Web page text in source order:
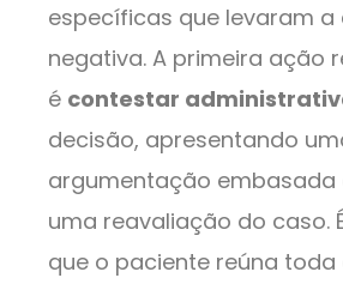
específicas que levaram a
negativa. A primeira ação
é contestar
decisão, apresentando
argumentação embasada
uma reavaliação do caso.
que o paciente reúna toda